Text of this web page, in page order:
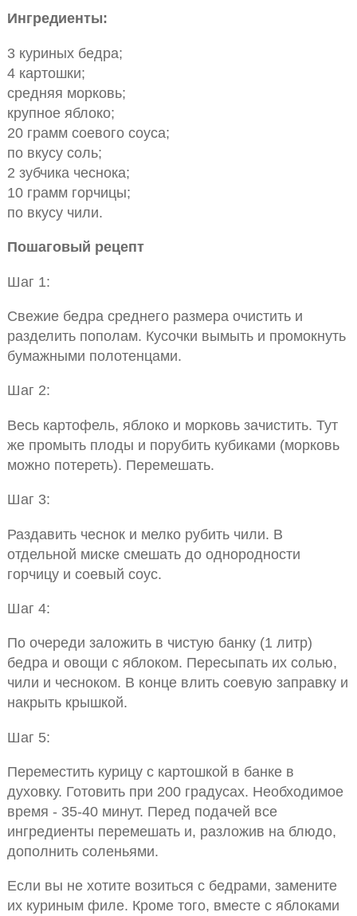
Ингредиенты:
3 куриных бедра;
4 картошки;
средняя морковь;
крупное яблоко;
20 грамм соевого соуса;
по вкусу соль;
2 зубчика чеснока;
10 грамм горчицы;
по вкусу чили.
Пошаговый рецепт
Шаг 1:
Свежие бедра среднего размера очистить и
разделить пополам. Кусочки вымыть и промокнуть
бумажными полотенцами.
Шаг 2:
Весь картофель, яблоко и морковь зачистить. Тут
же промыть плоды и порубить кубиками (морковь
можно потереть). Перемешать.
Шаг 3:
Раздавить чеснок и мелко рубить чили. В
отдельной миске смешать до однородности
горчицу и соевый соус.
Шаг 4:
По очереди заложить в чистую банку (1 литр)
бедра и овощи с яблоком. Пересыпать их солью,
чили и чесноком. В конце влить соевую заправку и
накрыть крышкой.
Шаг 5:
Переместить курицу с картошкой в банке в
духовку. Готовить при 200 градусах. Необходимое
время - 35-40 минут. Перед подачей все
ингредиенты перемешать и, разложив на блюдо,
дополнить соленьями.
Если вы не хотите возиться с бедрами, замените
их куриным филе. Кроме того, вместе с яблоками